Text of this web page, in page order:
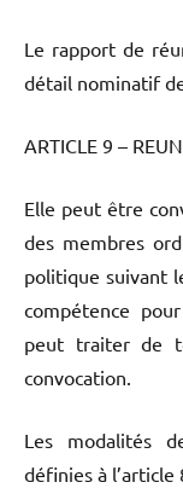
Le rapport de
détail nominatif
ARTICLE 9 –
Elle peut être
des membres
politique suivant
compétence
peut traiter de
convocation.
Les modalités
définies à l’article